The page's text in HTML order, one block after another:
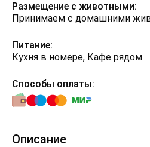
Размещение с животными:
Принимаем с домашними
Питание:
Кухня в номере, Кафе рядом
Способы оплаты:
Описание